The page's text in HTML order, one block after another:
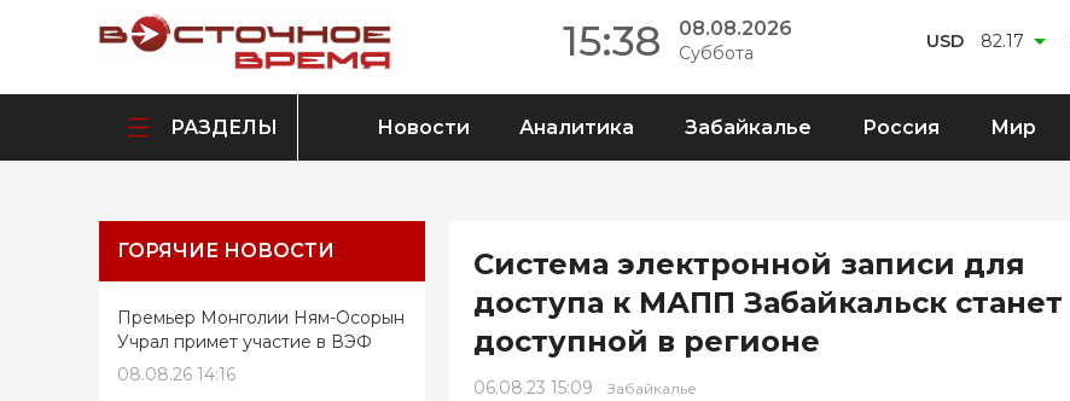
15:38 08.08.2026
Суббота
USD 82.17
РАЗДЕЛЫ Новости Аналитика Забайкалье Россия Мир
ГОРЯЧИЕ НОВОСТИ
Премьер Монголии Ням-Осорын
Учрал примет участие в ВЭФ
08.08.26 14:16
Система электронной записи для
доступа к МАПП Забайкальск станет
доступной в регионе
06.08.23 15:09 Забайкалье